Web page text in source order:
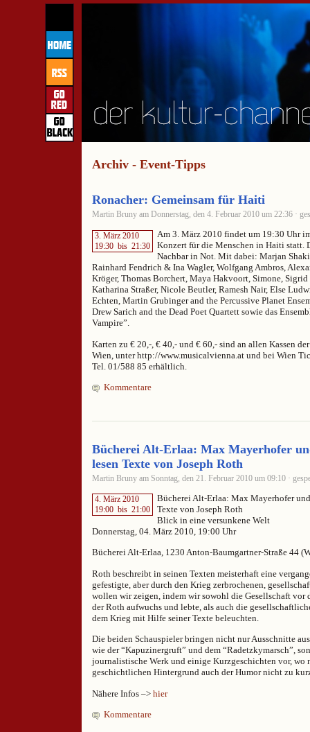
Archiv - Event-Tipps
Ronacher: Gemeinsam für Haiti
Martin Bruny am Donnerstag, den 4. Februar 2010 um 22:36 ·
3. März 2010
19:30 bis 21:30
Am 3. März 2010 findet um 19:30 Uhr
Konzert für die Menschen in Haiti statt.
Nachbar in Not. Mit dabei: Marjan
Rainhard Fendrich & Ina Wagler, Wolfgang Ambros,
Kröger, Thomas Borchert, Maya Hakvoort, Simone, Sigrid
Katharina Straßer, Nicole Beutler, Ramesh Nair, Else
Echten, Martin Grubinger and the Percussive Planet
Drew Sarich and the Dead Poet Quartett sowie das
Vampire”.
Karten zu € 20,-, € 40,- und € 60,- sind an allen Kassen
Wien, unter http://www.musicalvienna.at und bei Wien
Tel. 01/588 85 erhältlich.
Kommentare
Bücherei Alt-Erlaa: Max Mayerhofer
lesen Texte von Joseph Roth
Martin Bruny am Sonntag, den 21. Februar 2010 um 09:10 ·
4. März 2010
19:00 bis 21:00
Bücherei Alt-Erlaa: Max Mayerhofer
Texte von Joseph Roth
Blick in eine versunkene Welt
Donnerstag, 04. März 2010, 19:00 Uhr
Bücherei Alt-Erlaa, 1230 Anton-Baumgartner-Straße 44
Roth beschreibt in seinen Texten meisterhaft eine
gefestigte, aber durch den Krieg zerbrochenen,
wollen wir zeigen, indem wir sowohl die Gesellschaft vor
der Roth aufwuchs und lebte, als auch die
dem Krieg mit Hilfe seiner Texte beleuchten.
Die beiden Schauspieler bringen nicht nur Ausschnitte
wie der “Kapuzinergruft” und dem “Radetzkymarsch”,
journalistische Werk und einige Kurzgeschichten vor, wo
geschichtlichen Hintergrund auch der Humor nicht zu
Nähere Infos –> hier
Kommentare